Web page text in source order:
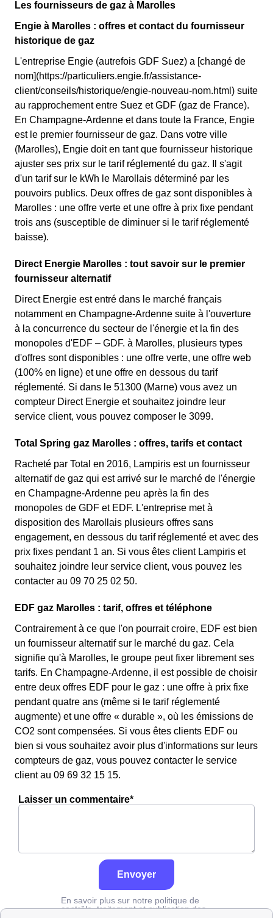
Les fournisseurs de gaz à Marolles
Engie à Marolles : offres et contact du fournisseur
historique de gaz
L'entreprise Engie (autrefois GDF Suez) a [changé de
nom](https://particuliers.engie.fr/assistance-
client/conseils/historique/engie-nouveau-nom.html) suite
au rapprochement entre Suez et GDF (gaz de France).
En Champagne-Ardenne et dans toute la France, Engie
est le premier fournisseur de gaz. Dans votre ville
(Marolles), Engie doit en tant que fournisseur historique
ajuster ses prix sur le tarif réglementé du gaz. Il s'agit
d'un tarif sur le kWh le Marollais déterminé par les
pouvoirs publics. Deux offres de gaz sont disponibles à
Marolles : une offre verte et une offre à prix fixe pendant
trois ans (susceptible de diminuer si le tarif réglementé
baisse).
Direct Energie Marolles : tout savoir sur le premier
fournisseur alternatif
Direct Energie est entré dans le marché français
notamment en Champagne-Ardenne suite à l'ouverture
à la concurrence du secteur de l'énergie et la fin des
monopoles d'EDF – GDF. à Marolles, plusieurs types
d'offres sont disponibles : une offre verte, une offre web
(100% en ligne) et une offre en dessous du tarif
réglementé. Si dans le 51300 (Marne) vous avez un
compteur Direct Energie et souhaitez joindre leur
service client, vous pouvez composer le 3099.
Total Spring gaz Marolles : offres, tarifs et contact
Racheté par Total en 2016, Lampiris est un fournisseur
alternatif de gaz qui est arrivé sur le marché de l'énergie
en Champagne-Ardenne peu après la fin des
monopoles de GDF et EDF. L'entreprise met à
disposition des Marollais plusieurs offres sans
engagement, en dessous du tarif réglementé et avec des
prix fixes pendant 1 an. Si vous êtes client Lampiris et
souhaitez joindre leur service client, vous pouvez les
contacter au 09 70 25 02 50.
EDF gaz Marolles : tarif, offres et téléphone
Contrairement à ce que l'on pourrait croire, EDF est bien
un fournisseur alternatif sur le marché du gaz. Cela
signifie qu'à Marolles, le groupe peut fixer librement ses
tarifs. En Champagne-Ardenne, il est possible de choisir
entre deux offres EDF pour le gaz : une offre à prix fixe
pendant quatre ans (même si le tarif réglementé
augmente) et une offre « durable », où les émissions de
CO2 sont compensées. Si vous êtes clients EDF ou
bien si vous souhaitez avoir plus d'informations sur leurs
compteurs de gaz, vous pouvez contacter le service
client au 09 69 32 15 15.
Laisser un commentaire*
Envoyer
En savoir plus sur notre politique de
contrôle, traitement et publication des